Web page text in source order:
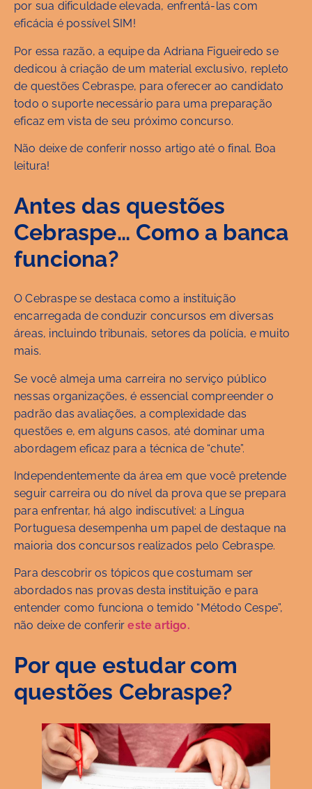
por sua dificuldade elevada, enfrentá-las com
eficácia é possível SIM!
Por essa razão, a equipe da Adriana Figueiredo se
dedicou à criação de um material exclusivo, repleto
de questões Cebraspe, para oferecer ao candidato
todo o suporte necessário para uma preparação
eficaz em vista de seu próximo concurso.
Não deixe de conferir nosso artigo até o final. Boa
leitura!
Antes das questões
Cebraspe… Como a banca
funciona?
O Cebraspe se destaca como a instituição
encarregada de conduzir concursos em diversas
áreas, incluindo tribunais, setores da polícia, e muito
mais.
Se você almeja uma carreira no serviço público
nessas organizações, é essencial compreender o
padrão das avaliações, a complexidade das
questões e, em alguns casos, até dominar uma
abordagem eficaz para a técnica de “chute”.
Independentemente da área em que você pretende
seguir carreira ou do nível da prova que se prepara
para enfrentar, há algo indiscutível: a Língua
Portuguesa desempenha um papel de destaque na
maioria dos concursos realizados pelo Cebraspe.
Para descobrir os tópicos que costumam ser
abordados nas provas desta instituição e para
entender como funciona o temido “Método Cespe”,
não deixe de conferireste artigo.
Por que estudar com
questões Cebraspe?